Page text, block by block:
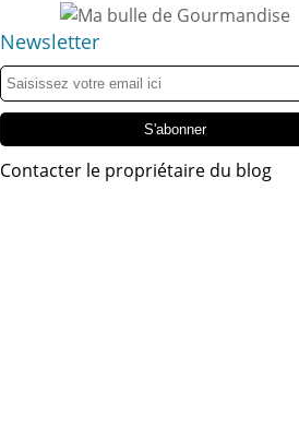
Newsletter
Contacter le propriétaire du blog